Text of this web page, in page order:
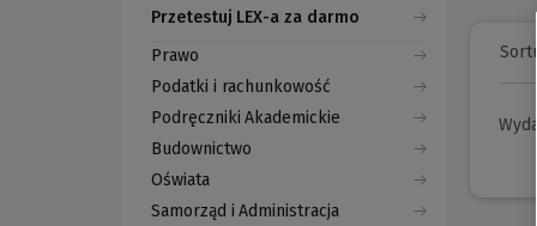
Przetestuj LEX-a za darmo
(Nowe
okno)
(Link
do
innej
strony)
Prawo
Podatki i rachunkowość
Podręczniki Akademickie
Budownictwo
Oświata
Samorząd i Administracja